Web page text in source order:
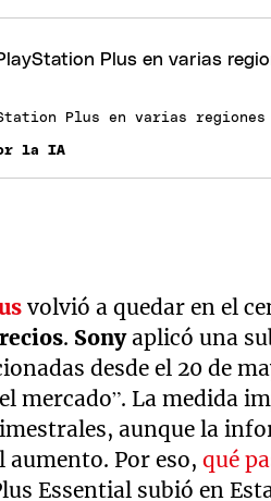
Plus en varias
la IA
volvió a quedar en el
. Sonyaplicó una
desde el 20 de
mercado”. La medida
aunque la
aumento. Por eso,qué